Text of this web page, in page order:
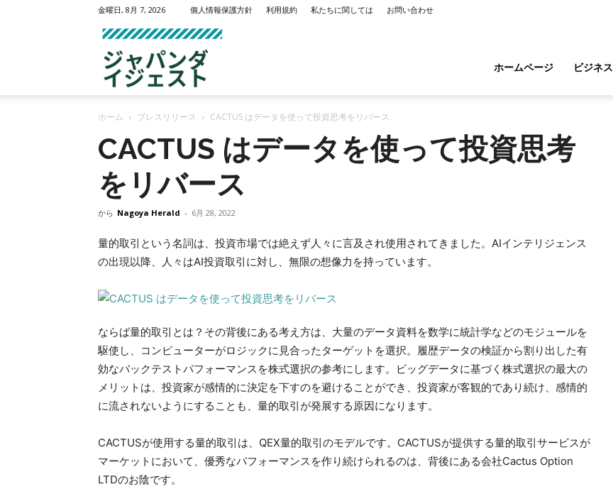
金曜日, 8月 7, 2026 個人情報保護方針 利用規約 私たちに関しては お問い合わせ
屋
ラ
ホームページ ビジネス
ホーム プレスリリース CACTUS はデータを使って投資思考をリバース
CACTUS はデータを使って投資思考
をリバース
から Nagoya Herald - 6月 28, 2022
量的取引という名詞は、投資市場では絶えず人々に言及され使用されてきました。AIインテリジェンス
の出現以降、人々はAI投資取引に対し、無限の想像力を持っています。
ならば量的取引とは？その背後にある考え方は、大量のデータ資料を数学に統計学などのモジュールを
駆使し、コンピューターがロジックに見合ったターゲットを選択。履歴データの検証から割り出した有
効なバックテストパフォーマンスを株式選択の参考にします。ビッグデータに基づく株式選択の最大の
メリットは、投資家が感情的に決定を下すのを避けることができ、投資家が客観的であり続け、感情的
に流されないようにすることも、量的取引が発展する原因になります。
CACTUSが使用する量的取引は、QEX量的取引のモデルです。CACTUSが提供する量的取引サービスが
マーケットにおいて、優秀なパフォーマンスを作り続けられるのは、背後にある会社Cactus Option
LTDのお陰です。